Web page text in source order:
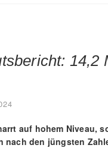
14,2
auf hohem Niveau,
nach den jüngsten